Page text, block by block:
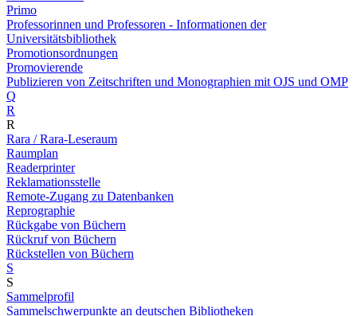
Primo
Professorinnen und Professoren - Informationen der
Universitätsbibliothek
Promotionsordnungen
Promovierende
Publizieren von Zeitschriften und Monographien mit OJS und OMP
Q
R
R
Rara / Rara-Leseraum
Raumplan
Readerprinter
Reklamationsstelle
Remote-Zugang zu Datenbanken
Reprographie
Rückgabe von Büchern
Rückruf von Büchern
Rückstellen von Büchern
S
S
Sammelprofil
Sammelschwerpunkte an deutschen Bibliotheken